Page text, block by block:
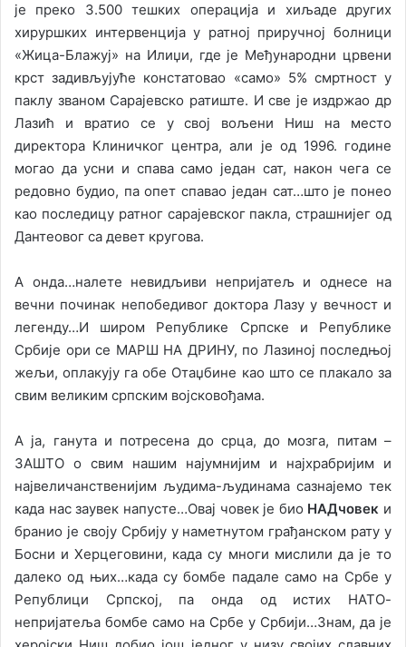
је преко 3.500 тешких операција и хиљаде других
хируршких интервенција у ратној приручној болници
«Жица-Блажуј» на Илиџи, где је Међународни црвени
крст задивљујуће констатовао «само» 5% смртност у
паклу званом Сарајевско ратиште. И све је издржао др
Лазић и вратио се у свој вољени Ниш на место
директора Клиничког центра, али је од 1996. године
могао да усни и спава само један сат, након чега се
редовно будио, па опет спавао један сат…што је понео
као последицу ратног сарајевског пакла, страшнијег од
Дантеовог са девет кругова.
А онда…налете невидљиви непријатељ и однесе на
вечни починак непобедивог доктора Лазу у вечност и
легенду…И широм Републике Српске и Републике
Србије ори се МАРШ НА ДРИНУ, по Лазиној последњој
жељи, оплакују га обе Отаџбине као што се плакало за
свим великим српским војсковођама.
А ја, ганута и потресена до срца, до мозга, питам –
ЗАШТО о свим нашим најумнијим и најхрабријим и
највеличанственијим људима-људинама сазнајемо тек
када нас заувек напусте…Овај човек је био НАДчовек и
бранио је своју Србију у наметнутом грађанском рату у
Босни и Херцеговини, када су многи мислили да је то
далеко од њих…када су бомбе падале само на Србе у
Републици Српској, па онда од истих НАТО-
непријатеља бомбе само на Србе у Србији…Знам, да је